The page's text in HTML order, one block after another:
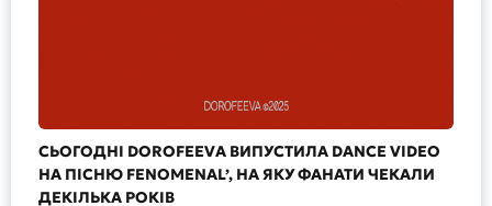
СЬОГОДНІ DOROFEEVA ВИПУСТИЛА DANCE VIDEO
НА ПІСНЮ FENOMENAL’, НА ЯКУ ФАНАТИ ЧЕКАЛИ
ДЕКІЛЬКА РОКІВ